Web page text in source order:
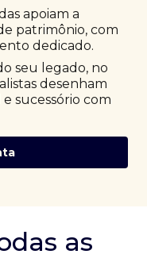
apoiam a
patrimônio, com
dedicado.
seu legado, no
desenham
sucessório com
as